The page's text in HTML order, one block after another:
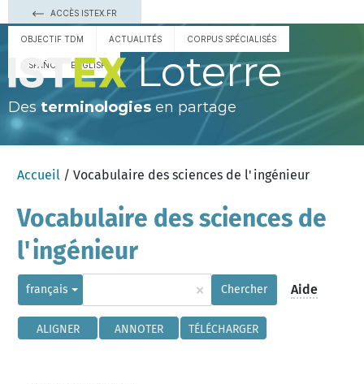
ACCÈS ISTEX.FR
OBJECTIF TDM ACTUALITÉS CORPUS SPÉCIALISÉS
ESPAÑOL ENGLISH Loterre
Des terminologies en partage
Accueil / Vocabulaire des sciences de l'ingénieur
Vocabulaire des sciences de
l'ingénieur
français × Chercher Aide
ALIGNER ANNOTER TÉLÉCHARGER